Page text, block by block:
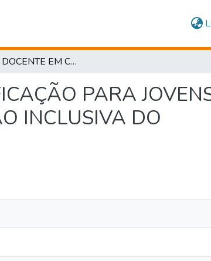
PRÁTICA DOCENTE EM CURSOS DE QUALIFICAÇÃO PARA JOVENS APRENDIZES: EM PERSPECTIVA A DIMENSÃO INCLUSIVA DO PROJETO DE VIDA
PARA
INCLUSIVA DO